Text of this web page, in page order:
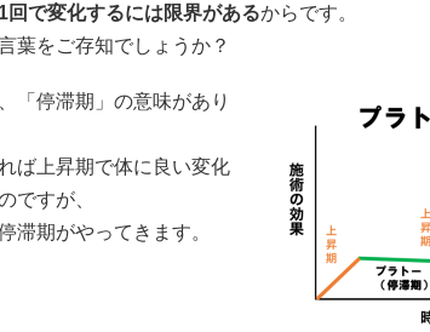
回で変化するには限界があるからです。
葉をご存知でしょうか？
「停滞期」の意味があり
ば上昇期で体に良い変化
ですが、
滞期がやってきます。